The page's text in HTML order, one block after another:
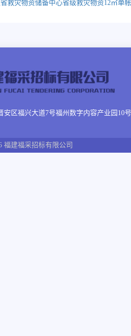
救灾物资储备中心省级救灾物资12㎡单
安区福兴大道7号福州数字内容产业园10
福建福采招标有限公司